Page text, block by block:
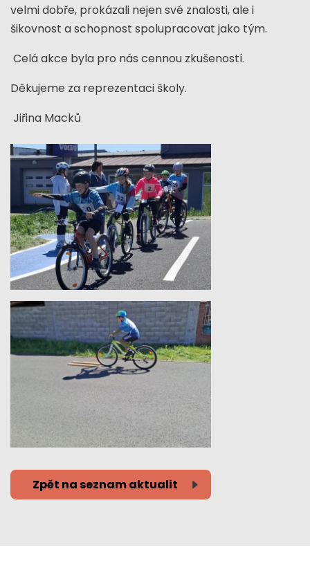
velmi dobře, prokázali nejen své znalosti, ale i
šikovnost a schopnost spolupracovat jako tým.
Celá akce byla pro nás cennou zkušeností.
Děkujeme za reprezentaci školy.
Jiřina Macků
Zpět na seznam aktualit